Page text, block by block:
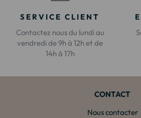
SERVICE CLIENT
Contactez nous du lundi au
vendredi de 9h à 12h et de
14h à 17h
CONTACT
Nous contacter